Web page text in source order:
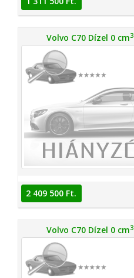
Volvo C70 Dízel 0 cm3
2 409 500 Ft.
Volvo C70 Dízel 0 cm3